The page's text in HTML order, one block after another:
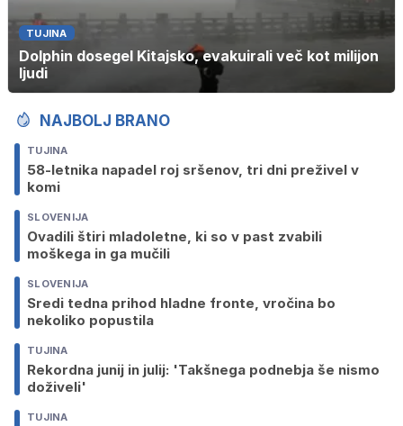
TUJINA
Dolphin dosegel Kitajsko, evakuirali več kot milijon
ljudi
NAJBOLJ BRANO
TUJINA
58-letnika napadel roj sršenov, tri dni preživel v
komi
SLOVENIJA
Ovadili štiri mladoletne, ki so v past zvabili
moškega in ga mučili
SLOVENIJA
Sredi tedna prihod hladne fronte, vročina bo
nekoliko popustila
TUJINA
Rekordna junij in julij: 'Takšnega podnebja še nismo
doživeli'
TUJINA